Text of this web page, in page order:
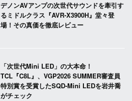
デノンAVアンプの次世代サウンドを牽引す
るミドルクラス『AVR-X3900H』堂々登
場！その真価を徹底レビュー
「次世代Mini LED」の大本命！
TCL『C8L』、VGP2026 SUMMER審査員
特別賞を受賞したSQD-Mini LEDを岩井喬
がチェック